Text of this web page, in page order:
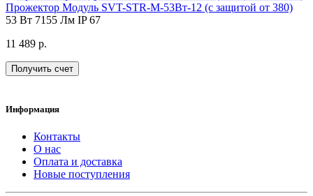
Прожектор Модуль SVT-STR-M-53Вт-12 (с защитой от 380)
53 Вт 7155 Лм IP 67
11 489 р.
Получить счет
Информация
Контакты
О нас
Оплата и доставка
Новые поступления